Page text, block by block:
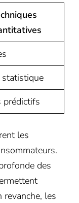
prédictifs
les
des
revanche, les